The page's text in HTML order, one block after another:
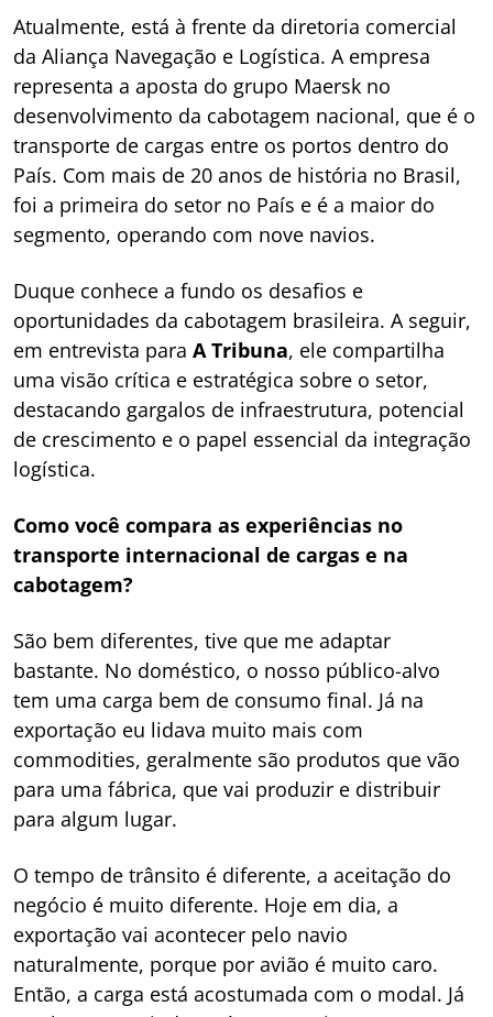
Atualmente, está à frente da diretoria comercial
da Aliança Navegação e Logística. A empresa
representa a aposta do grupo Maersk no
desenvolvimento da cabotagem nacional, que é o
transporte de cargas entre os portos dentro do
País. Com mais de 20 anos de história no Brasil,
foi a primeira do setor no País e é a maior do
segmento, operando com nove navios.
Duque conhece a fundo os desafios e
oportunidades da cabotagem brasileira. A seguir,
em entrevista para A Tribuna, ele compartilha
uma visão crítica e estratégica sobre o setor,
destacando gargalos de infraestrutura, potencial
de crescimento e o papel essencial da integração
logística.
Como você compara as experiências no
transporte internacional de cargas e na
cabotagem?
São bem diferentes, tive que me adaptar
bastante. No doméstico, o nosso público-alvo
tem uma carga bem de consumo final. Já na
exportação eu lidava muito mais com
commodities, geralmente são produtos que vão
para uma fábrica, que vai produzir e distribuir
para algum lugar.
O tempo de trânsito é diferente, a aceitação do
negócio é muito diferente. Hoje em dia, a
exportação vai acontecer pelo navio
naturalmente, porque por avião é muito caro.
Então, a carga está acostumada com o modal. Já